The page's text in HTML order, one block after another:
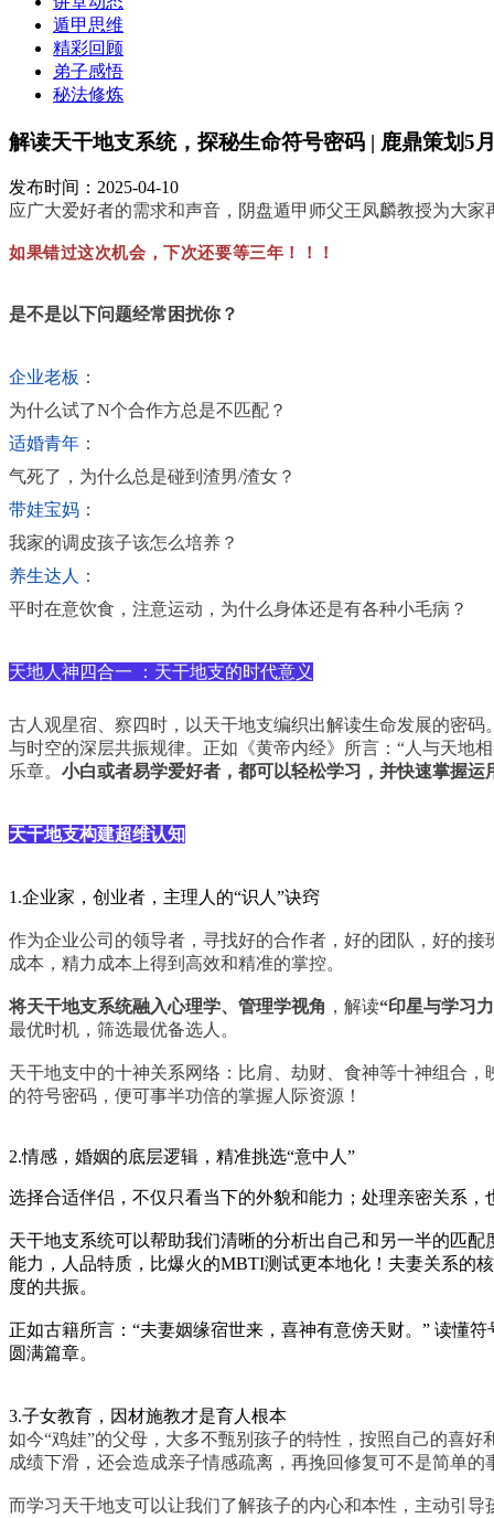
遁甲思维
精彩回顾
弟子感悟
秘法修炼
解读天干地支系统，探秘生命符号密码 | 鹿鼎策划5
发布时间：2025-04-10
应广大爱好者的需求和声音，阴盘遁甲师父王凤麟教授为大家
如果错过这次机会，下次还要等三年！！！
是不是以下问题经常困扰你？
企业老板 ：
为什么试了N个合作方总是不匹配？
适婚青年 ：
气死了，为什么总是碰到渣男/渣女？
带娃宝妈 ：
我家的调皮孩子该怎么培养？
养生达人
：
平时在意饮食，注意运动，为什么身体还是有各种小毛病？
天地人神四合一 ：天干地支的时代意义
古人观星宿、察四时，以天干地支编织出解读生命发展的密
与时空的深层共振规律。正如《黄帝内经》所言：“人与天地
乐章。 小白或者易学爱好者，都可以轻松学习，并快速掌握
天干地支构建超维认知
1.企业家，创业者，主理人的“识人”诀窍
作为企业公司的领导者，寻找好的合作者，好的团队，好的
成本，精力成本上得到高效和精准的掌控。
将天干地支系统融入心理学、管理学视角 ，解读“印星与学习
最优时机，筛选最优备选人。
天干地支中的十神关系网络：比肩、劫财、食神等十神组合
的符号密码，便可事半功倍的掌握人际资源！
2.情感，婚姻的底层逻辑，精准挑选“意中人”
选择合适伴侣，不仅只看当下的外貌和能力；处理亲密关系
天干地支系统可以帮助我们清晰的分析出自己和另一半的匹
能力，人品特质，比爆火的MBTI测试更本地化！夫妻关系的
度的共振。
正如古籍所言：“夫妻姻缘宿世来，喜神有意傍天财。” 读懂
圆满篇章。
3.子女教育，因材施教才是育人根本
如今“鸡娃”的父母，大多不甄别孩子的特性，按照自己的喜
成绩下滑，还会造成亲子情感疏离，再挽回修复可不是简单的
而学习天干地支可以让我们了解孩子的内心和本性，主动引